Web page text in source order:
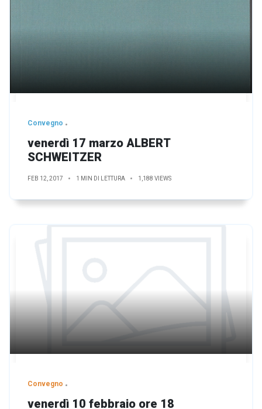
Convegno
venerdì 17 marzo ALBERT
SCHWEITZER
FEB 12, 2017 1 MIN DI LETTURA 1,188 VIEWS
Convegno
venerdì 10 febbraio ore 18